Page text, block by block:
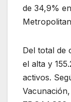
de 34,9%
Del total de
el alta y
activos.